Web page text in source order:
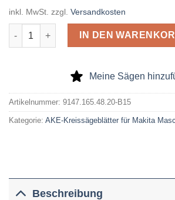
inkl. MwSt. zzgl. Versandkosten
AKE Handkreissägeblatt 165 x 1,5 x 20 Z=
IN DEN
Meine Sägen
Artikelnummer: 9147.165.48.20-B15
Kategorie: AKE-Kreissägeblätter für Makita
Beschreibung